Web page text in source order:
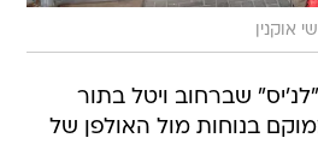
אוקנין
שברחוב ויטל בתור
בנוחות מול האולפן של